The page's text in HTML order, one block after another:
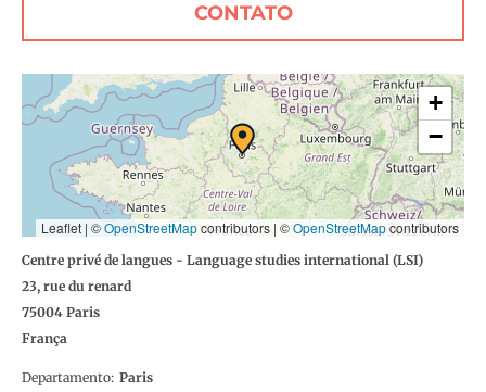
CONTATO
+
−
Leaflet | ©OpenStreetMapcontributors | ©OpenStreetMapcontributors
Centre privé de langues - Language studies international (LSI)
23, rue du renard
75004 Paris
França
Departamento Paris